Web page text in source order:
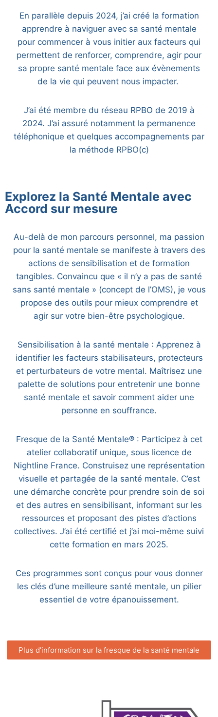
En parallèle depuis 2024, j’ai créé la formation
apprendre à naviguer avec sa santé mentale
pour commencer à vous initier aux facteurs qui
permettent de renforcer, comprendre, agir pour
sa propre santé mentale face aux évènements
de la vie qui peuvent nous impacter.
J’ai été membre du réseau RPBO de 2019 à
2024. J’ai assuré notamment la permanence
téléphonique et quelques accompagnements par
la méthode RPBO(c)
Explorez la Santé Mentale avec
Accord sur mesure
Au-delà de mon parcours personnel, ma passion
pour la santé mentale se manifeste à travers des
actions de sensibilisation et de formation
tangibles. Convaincu que « il n’y a pas de santé
sans santé mentale » (concept de l’OMS), je vous
propose des outils pour mieux comprendre et
agir sur votre bien-être psychologique.
Sensibilisation à la santé mentale : Apprenez à
identifier les facteurs stabilisateurs, protecteurs
et perturbateurs de votre mental. Maîtrisez une
palette de solutions pour entretenir une bonne
santé mentale et savoir comment aider une
personne en souffrance.
Fresque de la Santé Mentale® : Participez à cet
atelier collaboratif unique, sous licence de
Nightline France. Construisez une représentation
visuelle et partagée de la santé mentale. C’est
une démarche concrète pour prendre soin de soi
et des autres en sensibilisant, informant sur les
ressources et proposant des pistes d’actions
collectives. J’ai été certifié et j’ai moi-même suivi
cette formation en mars 2025.
Ces programmes sont conçus pour vous donner
les clés d’une meilleure santé mentale, un pilier
essentiel de votre épanouissement.
Plus d'information sur la fresque de la santé mentale